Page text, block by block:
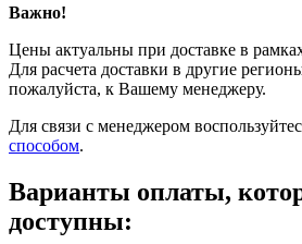
Важно!
Цены актуальны при доставке в
Для расчета доставки в другие
пожалуйста, к Вашему менеджеру.
Для связи с менеджером
способом.
Варианты оплаты,
доступны: